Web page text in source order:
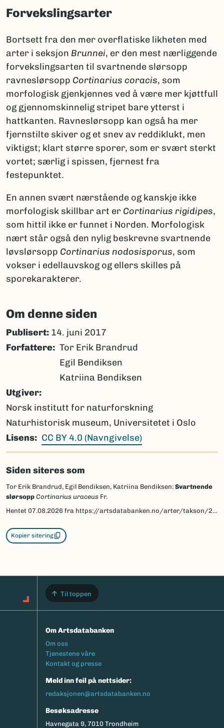
Forvekslingsarter
Bortsett fra den mer overflatiske likheten med
arter i seksjon Brunnei, er den mest nærliggende
forvekslingsarten til svartnende slørsopp
ravneslørsopp Cortinarius coracis, som
morfologisk gjenkjennes ved å være mer kjøttfull
og gjennomskinnelig stripet bare ytterst i
hattkanten. Ravneslørsopp kan også ha mer
fjernstilte skiver og et snev av reddiklukt, men
viktigst; klart større sporer, som er svært sterkt
vortet; særlig i spissen, fjernest fra
festepunktet.
En annen svært nærstående og kanskje ikke
morfologisk skillbar art er Cortinarius rigidipes,
som hittil ikke er funnet i Norden. Morfologisk
nært står også den nylig beskrevne svartnende
løvslørsopp Cortinarius nodosisporus, som
vokser i edellauvskog og ellers skilles på
sporekarakterer.
Om denne siden
Publisert: 14. juni 2017
Forfattere
Tor Erik Brandrud
Egil Bendiksen
Katriina Bendiksen
Utgiver
Norsk institutt for naturforskning
Naturhistorisk museum, Universitetet i Oslo
Lisens
CC BY 4.0 (Navngivelse)
Siden siteres som
Tor Erik Brandrud, Egil Bendiksen, Katriina Bendiksen: Svartnende
slørsopp Cortinarius uraceus Fr.
Hentet 07.08.2026 fra https://artsdatabanken.no/arter/takson/221352/beskrivelse
Kopier sitering
Til toppen
Om Artsdatabanken
Footermeny
Om oss
Tjenestene våre
Kontakt og presse
Meld inn feil på nettsider:
redaksjonen@artsdatabanken.no
Besøksadresse
Havnegata 9, 7010 Trondheim